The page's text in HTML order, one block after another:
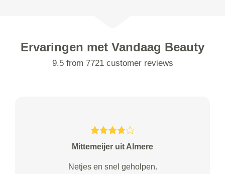
Ervaringen met Vandaag Beauty
9.5 from 7721 customer reviews
Mittemeijer uit Almere
Netjes en snel geholpen.